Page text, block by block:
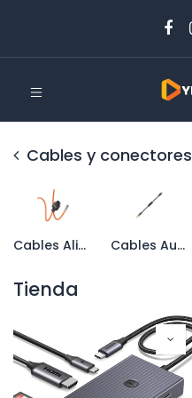
Cables y conectores
Cables Alimentación Cámaras Cables Audio Smartphone
Tienda